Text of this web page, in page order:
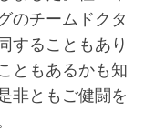
のチームドクタ
することもあり
ともあるかも知
非ともご健闘を